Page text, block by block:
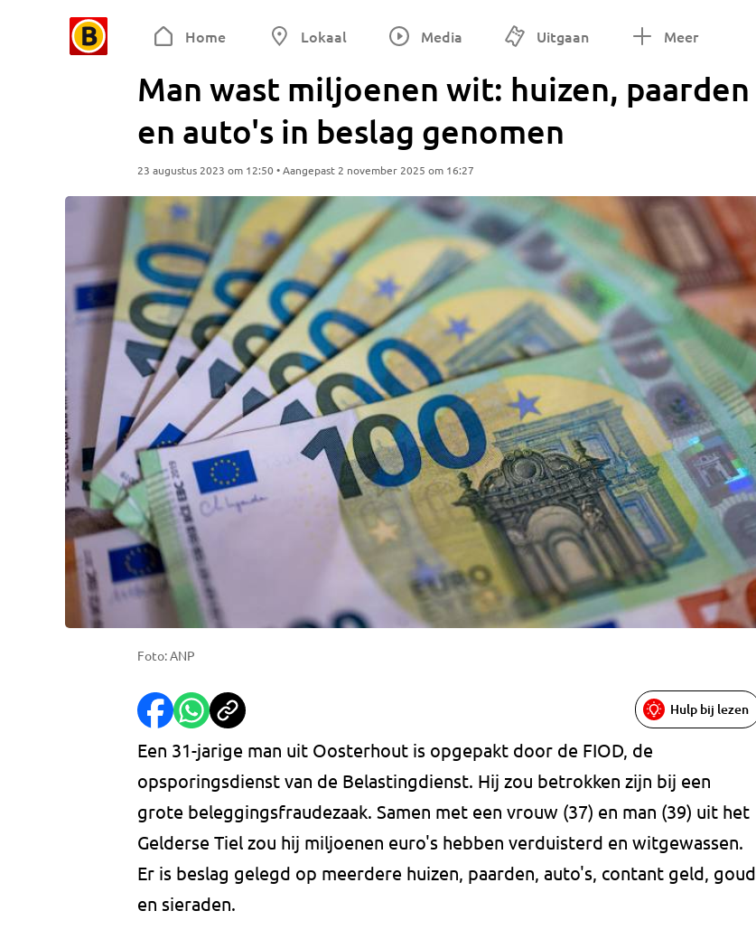
Home Lokaal Media Uitgaan Meer
Man wast miljoenen wit: huizen, paarden
en auto's in beslag genomen
23 augustus 2023 om 12:50 • Aangepast 2 november 2025 om 16:27
Foto: ANP
Hulp bij lezen
Een 31-jarige man uit Oosterhout is opgepakt door de FIOD, de
opsporingsdienst van de Belastingdienst. Hij zou betrokken zijn bij een
grote beleggingsfraudezaak. Samen met een vrouw (37) en man (39) uit het
Gelderse Tiel zou hij miljoenen euro's hebben verduisterd en witgewassen.
Er is beslag gelegd op meerdere huizen, paarden, auto's, contant geld, goud
en sieraden.